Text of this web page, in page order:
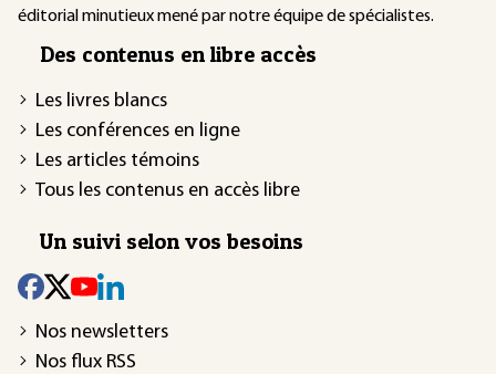
éditorial minutieux mené par notre équipe de spécialistes.
Des contenus en libre accès
Les livres blancs
Les conférences en ligne
Les articles témoins
Tous les contenus en accès libre
Un suivi selon vos besoins
Nos newsletters
Nos flux RSS